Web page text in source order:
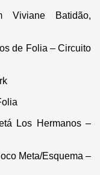
Viviane Batidão,
de Folia – Circuito
Los Hermanos –
Meta/Esquema –